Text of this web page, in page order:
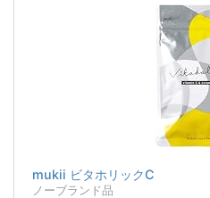
mukii ビタホリックC
ノーブランド品